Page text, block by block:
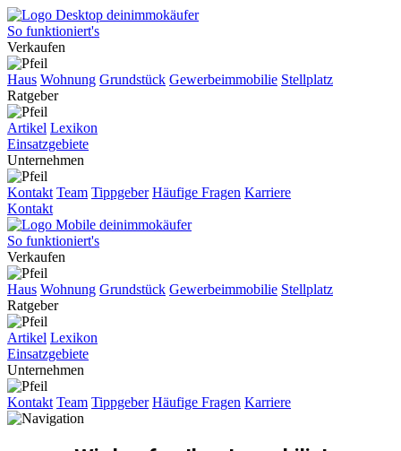
So funktioniert's
Verkaufen
Haus Wohnung Grundstück Gewerbeimmobilie Stellplatz
Ratgeber
Artikel Lexikon
Einsatzgebiete
Unternehmen
Kontakt Team Tippgeber Häufige Fragen Karriere
Kontakt
So funktioniert's
Verkaufen
Haus Wohnung Grundstück Gewerbeimmobilie Stellplatz
Ratgeber
Artikel Lexikon
Einsatzgebiete
Unternehmen
Kontakt Team Tippgeber Häufige Fragen Karriere